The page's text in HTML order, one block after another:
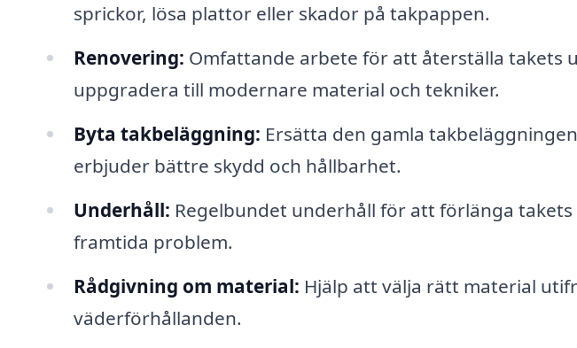
sprickor, lösa plattor eller skador på takpappen.
Renovering: Omfattande arbete för att återställa takets
uppgradera till modernare material och tekniker.
Byta takbeläggning: Ersätta den gamla
erbjuder bättre skydd och hållbarhet.
Underhåll: Regelbundet underhåll för att förlänga
framtida problem.
Rådgivning om material: Hjälp att välja rätt material
väderförhållanden.